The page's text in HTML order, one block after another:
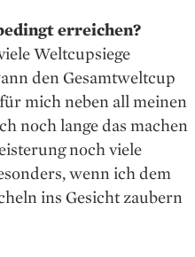
erreichen?
Weltcupsiege
den Gesamtweltcup
mich neben all meinen
noch lange das machen
noch viele
wenn ich dem
ins Gesicht zaubern